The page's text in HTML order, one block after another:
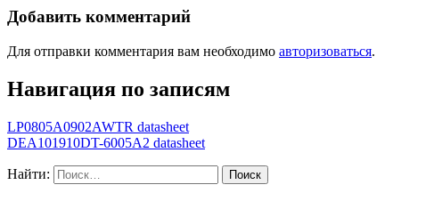
Добавить комментарий
Для отправки комментария вам необходимо авторизоваться.
Навигация по записям
LP0805A0902AWTR datasheet
DEA101910DT-6005A2 datasheet
Найти: